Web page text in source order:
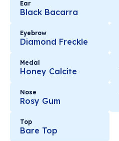
Ear
Black Bacarra
Eyebrow
Diamond Freckle
Medal
Honey Calcite
Nose
Rosy Gum
Top
Bare Top